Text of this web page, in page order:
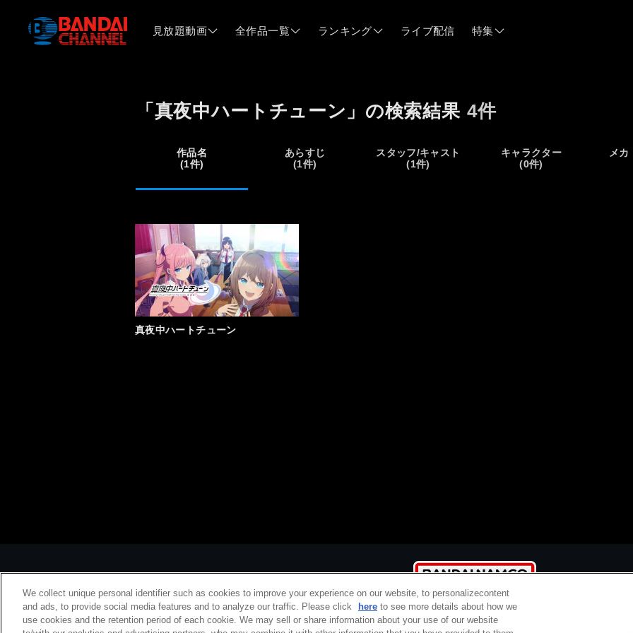
見放題動画 全作品一覧 ランキング ライブ配信 特集
「真夜中ハートチューン」の検索結果 4件
作品名
(1件)
あらすじ
(1件)
スタッフ/キャスト
(1件)
キャラクター
(0件)
メカ
真夜中ハートチューン
We collect unique personal identifier such as cookies to improve your experience on our website, to personalizecontent
and ads, to provide social media features and to analyze our traffic. Please click
here to see more details about how we
use cookies and the retention period of each cookie. We may sell or share information about your use of our website